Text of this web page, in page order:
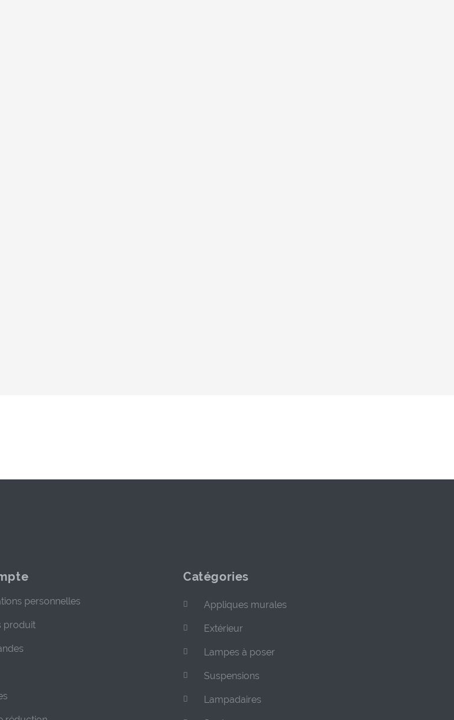
personnelles
produit
Catégories
Appliques murales
Extérieur
Lampes à poser
Suspensions
Lampadaires